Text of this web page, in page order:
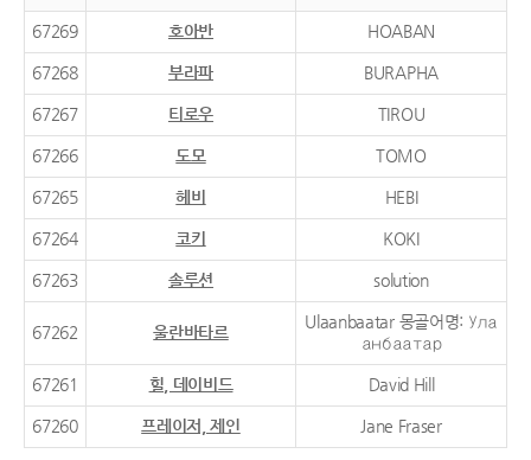
67269 호아반 HOABAN
67268 부라파 BURAPHA
67267 티로우 TIROU
67266 도모 TOMO
67265 헤비 HEBI
67264 코키 KOKI
67263 솔루션 solution
67262 울란바타르
Ulaanbaatar 몽골어명: Ула
анбаатар
67261 힐, 데이비드 David Hill
67260 프레이저, 제인 Jane Fraser